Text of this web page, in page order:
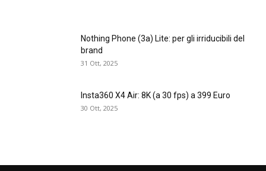
Nothing Phone (3a) Lite: per gli irriducibili del
brand
31 Ott, 2025
Insta360 X4 Air: 8K (a 30 fps) a 399 Euro
30 Ott, 2025